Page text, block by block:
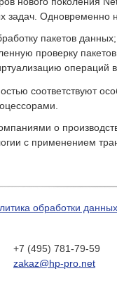
задач. Одновременно
пакетов данных;
проверку
операций
соответствуют
о
с применением
обработки данных
+7 (495) 781-79-59
zakaz@hp-pro.net